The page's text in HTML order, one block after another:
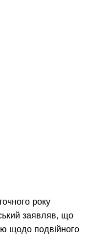
року
заявляв, що
щодо подвійного